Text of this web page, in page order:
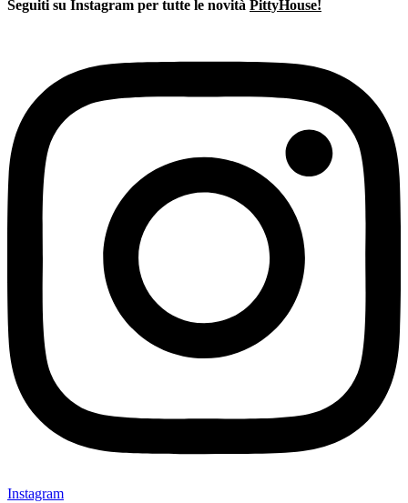
€29,00.
Seguiti su Instagram per tutte le novità PittyHouse!
Instagram